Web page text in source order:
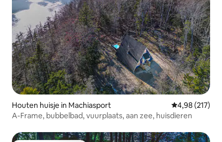
Houten huisje in Machiasport Gemiddelde
4,98 (217)
A-Frame, bubbelbad, vuurplaats, aan zee, huisdieren